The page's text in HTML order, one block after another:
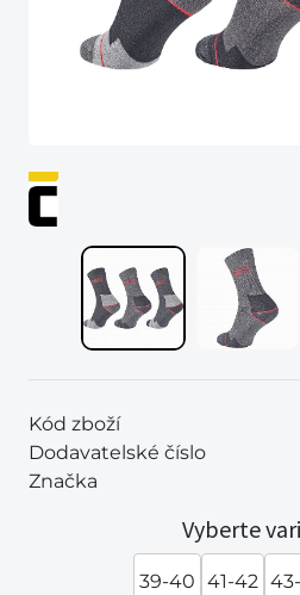
Kód zboží
Dodavatelské číslo
Značka
Vyberte
39-40 41-42